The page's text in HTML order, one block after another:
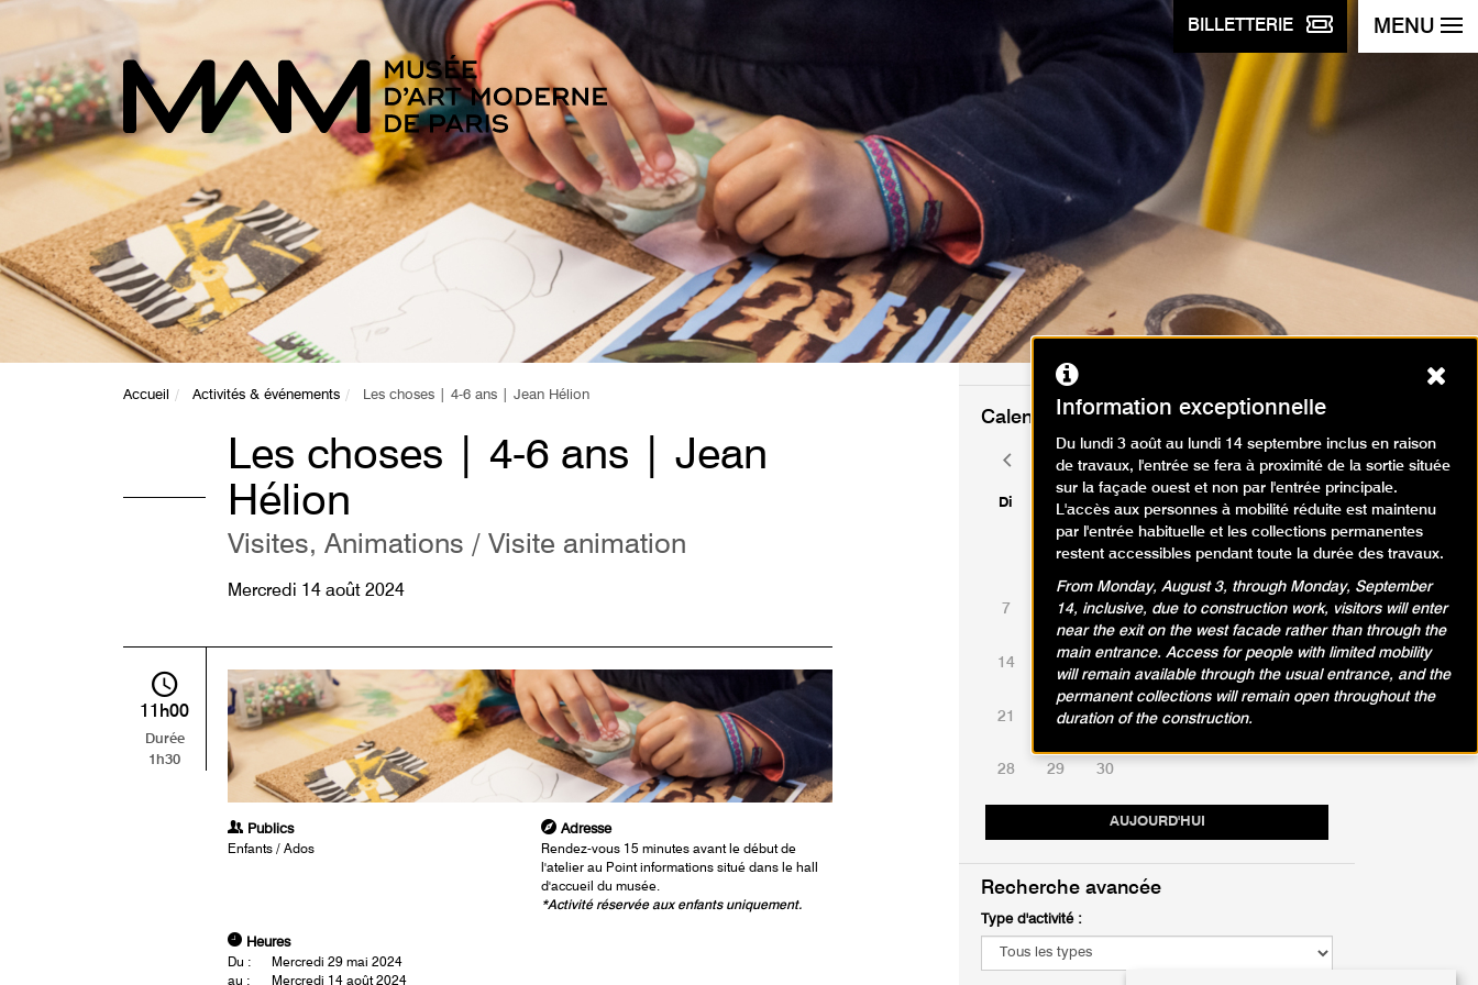
BILLETTERIE MENU
Accueil Activités & événements Les choses | 4-6 ans | Jean Hélion
Les choses | 4-6 ans | Jean
Hélion
Visites, Animations / Visite animation
Mercredi 14 août 2024
11h00
Durée
1h30
Publics
Enfants / Ados
Adresse
Rendez-vous 15 minutes avant le début de
l'atelier au Point informations situé dans le hall
d'accueil du musée.
*Activité réservée aux enfants uniquement.
Heures
Du :
Mercredi 29 mai 2024
au :
Mercredi 14 août 2024
Calendrier des événements
juin 2026
Di Lu Ma Ve Sa
AUJOURD'HUI
1 2 3 4 5 6
7 8 9 10 11 12 13
14 16 17 18 19
21 22 23 24 25 26
28 29 30
Mois
précédent
Mois
suivant
Recherche avancée
Type d'activité :
Information exceptionnelle
Du lundi 3 août au lundi 14 septembre inclus en raison
de travaux, l'entrée se fera à proximité de la sortie située
sur la façade ouest et non par l'entrée principale.
L'accès aux personnes à mobilité réduite est maintenu
par l'entrée habituelle et les collections permanentes
restent accessibles pendant toute la durée des travaux.
From Monday, August 3, through Monday, September
14, inclusive, due to construction work, visitors will enter
near the exit on the west facade rather than through the
main entrance. Access for people with limited mobility
will remain available through the usual entrance, and the
permanent collections will remain open throughout the
duration of the construction.